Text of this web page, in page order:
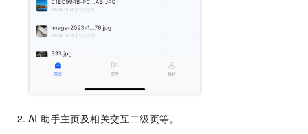
AI 助手主页及相关交互二级页等。